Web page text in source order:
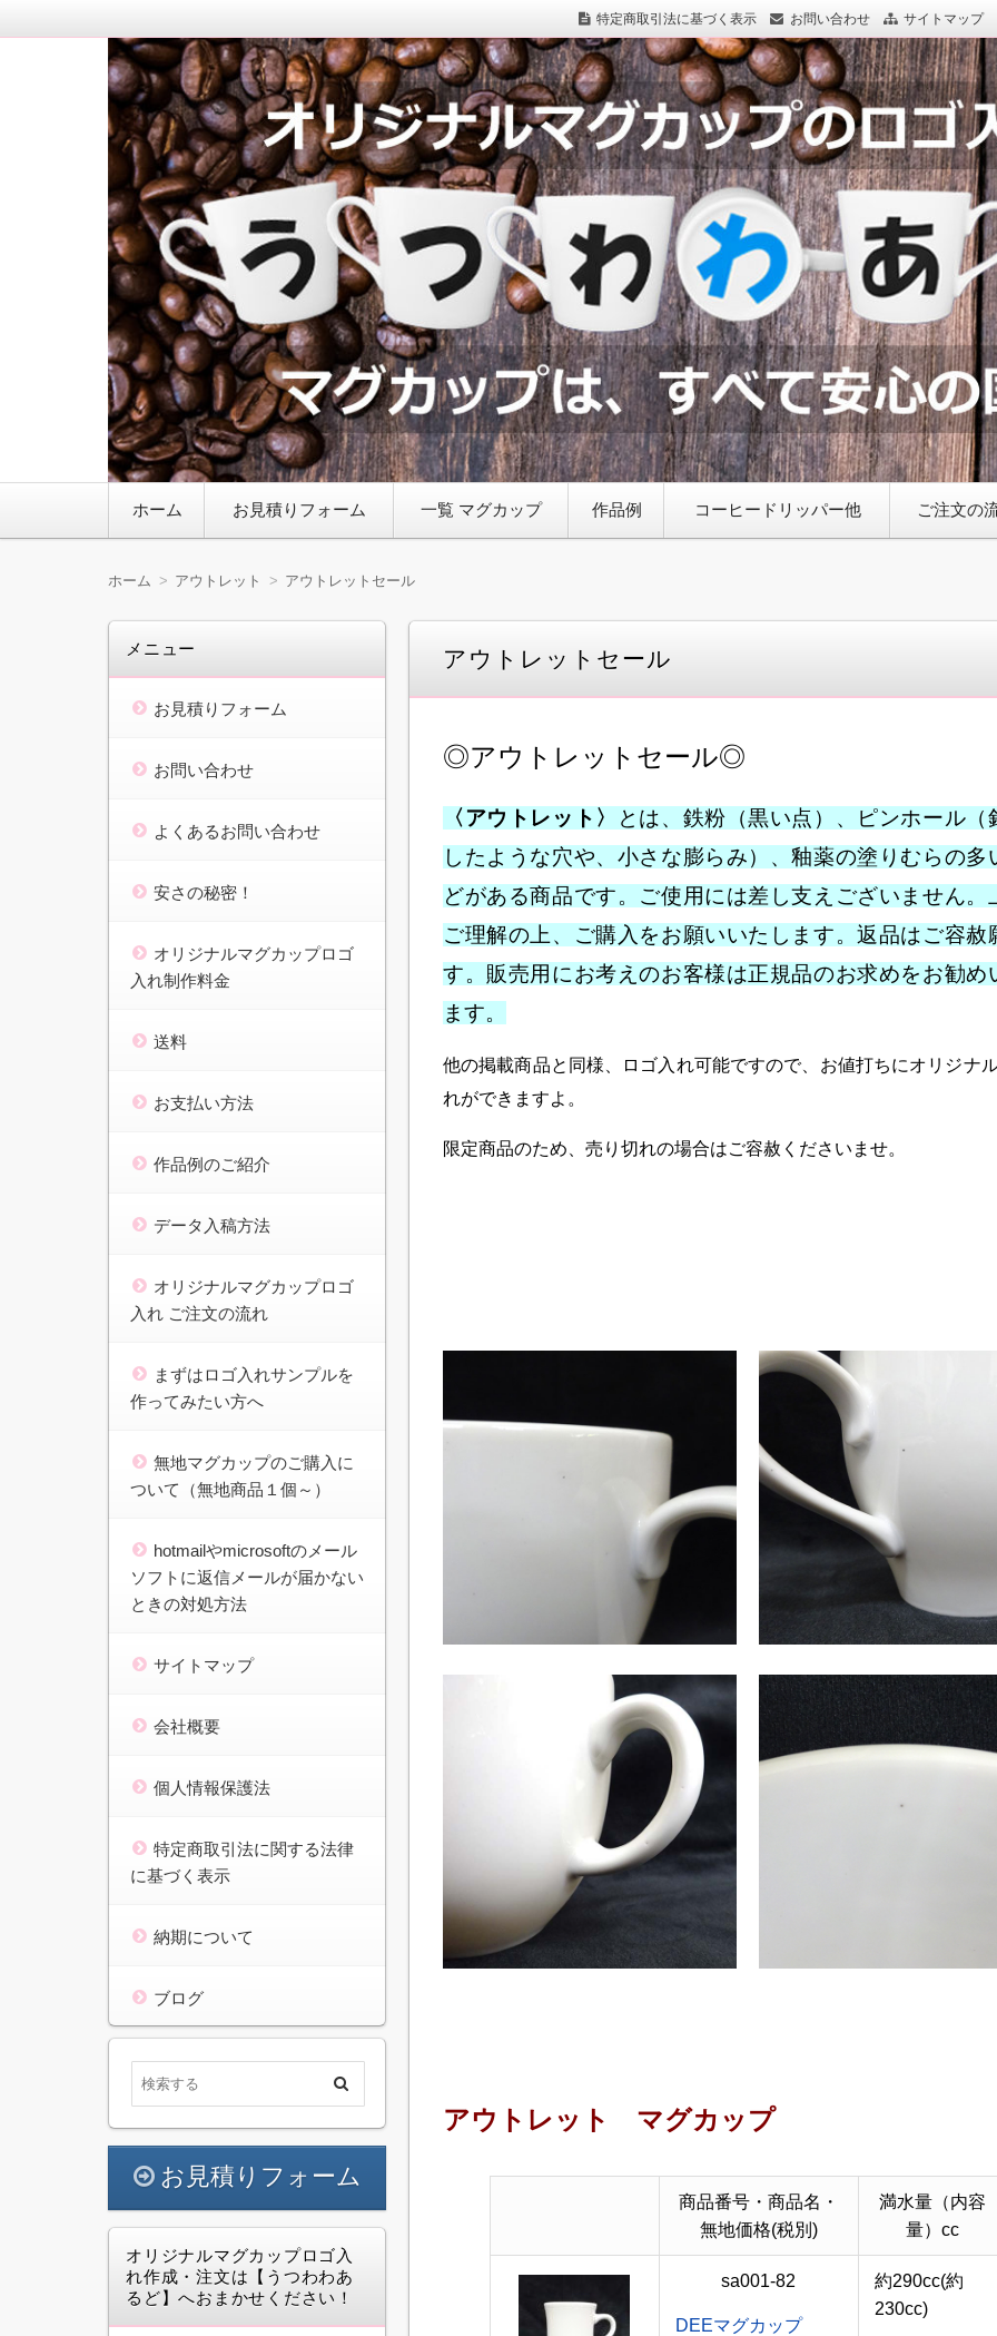
特定商取引法に基づく表示 お問い合わせ サイトマップ
マグカップロゴ入れ｜うつわわあるど.com
ホーム お見積りフォーム 一覧 マグカップ 作品例 コーヒードリッパー他 ご注文の
ホーム アウトレット アウトレットセール
アウトレットセール
◎アウトレットセール◎
〈アウトレット〉
とは、鉄粉（黒い点）、ピンホール（
したような穴や、小さな膨らみ）、釉薬の塗りむらの多
どがある商品です。 ご使用には差し支えございません。
ご理解の上、ご購入をお願いいたします。返品はご容赦
す。販売用にお考えのお客様は正規品のお求めをお勧め
ます。
他の掲載商品と同様、ロゴ入れ可能ですので、お値打ちにオリジナ
れができますよ。
限定商品のため、売り切れの場合はご容赦くださいませ。
アウトレット マグカップ
商品番号・商品名・
無地価格(税別)
満水量（内容
量）cc
sa001-82
DEEマグカップ
約290cc(約
230cc)
メニュー
お見積りフォーム
お問い合わせ
よくあるお問い合わせ
安さの秘密！
オリジナルマグカップロゴ
入れ制作料金
送料
お支払い方法
作品例のご紹介
データ入稿方法
オリジナルマグカップロゴ
入れ ご注文の流れ
まずはロゴ入れサンプルを
作ってみたい方へ
無地マグカップのご購入に
ついて（無地商品１個～）
hotmailやmicrosoftのメール
ソフトに返信メールが届かない
ときの対処方法
サイトマップ
会社概要
個人情報保護法
特定商取引法に関する法律
に基づく表示
納期について
ブログ
お見積りフォーム
オリジナルマグカップロゴ入
れ作成・注文は【うつわわあ
るど】へおまかせください！